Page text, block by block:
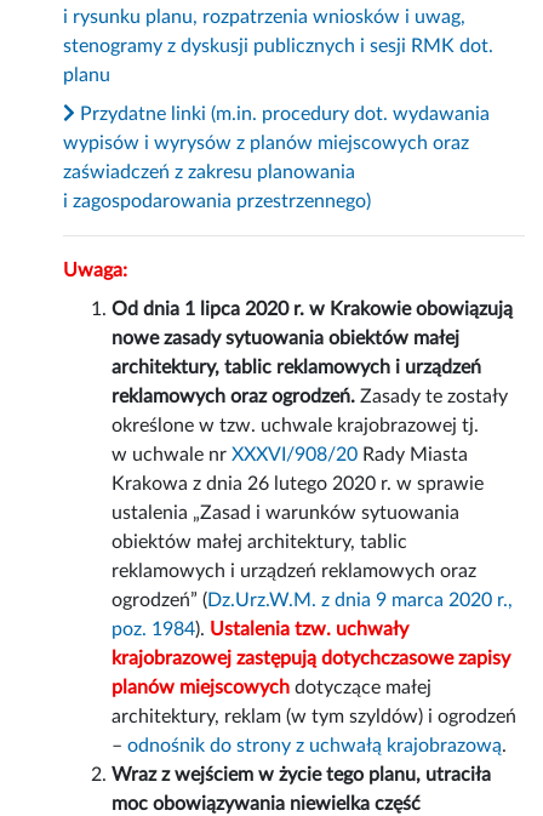
i rysunku planu, rozpatrzenia wniosków i uwag,
stenogramy z dyskusji publicznych i sesji RMK dot.
planu
Przydatne linki (m.in. procedury dot. wydawania
wypisów i wyrysów z planów miejscowych oraz
zaświadczeń z zakresu planowania
i zagospodarowania przestrzennego)
Uwaga:
Od dnia 1 lipca 2020 r. w Krakowie obowiązują
nowe zasady sytuowania obiektów małej
architektury, tablic reklamowych i urządzeń
reklamowych oraz ogrodzeń. Zasady te zostały
określone w tzw. uchwale krajobrazowej tj.
w uchwale nrXXXVI/908/20 Rady Miasta
Krakowa z dnia 26 lutego 2020 r. w sprawie
ustalenia „Zasad i warunków sytuowania
obiektów małej architektury, tablic
reklamowych i urządzeń reklamowych oraz
ogrodzeń” (Dz.Urz.W.M. z dnia 9 marca 2020 r.,
poz. 1984). Ustalenia tzw. uchwały
krajobrazowej zastępują dotychczasowe zapisy
planów miejscowych dotyczące małej
architektury, reklam (w tym szyldów) i ogrodzeń
–odnośnik do strony z uchwałą krajobrazową.
Wraz z wejściem w życie tego planu, utraciła
moc obowiązywania niewielka część